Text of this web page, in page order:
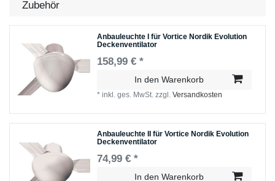
Zubehör
Anbauleuchte I für Vortice Nordik Evolution
Deckenventilator
158,99 € *
In den Warenkorb
*inkl. ges. MwSt. zzgl.Versandkosten
Anbauleuchte II für Vortice Nordik Evolution
Deckenventilator
74,99 € *
In den Warenkorb